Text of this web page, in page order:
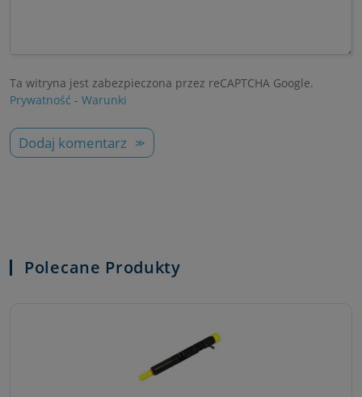
Ta witryna jest zabezpieczona przez reCAPTCHA Google.
Prywatność - Warunki
Dodaj komentarz
Polecane Produkty